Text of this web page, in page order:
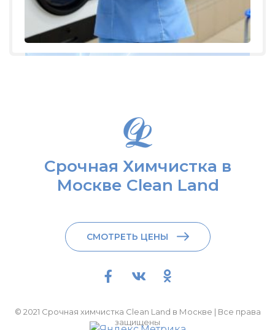
Срочная Химчистка в
Москве Clean Land
СМОТРЕТЬ ЦЕНЫ
© 2021 Срочная химчистка Clean Land в Москве | Все права
защищены